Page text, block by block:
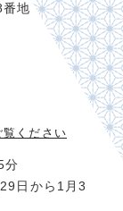
番地
覧ください
分
日から1月3